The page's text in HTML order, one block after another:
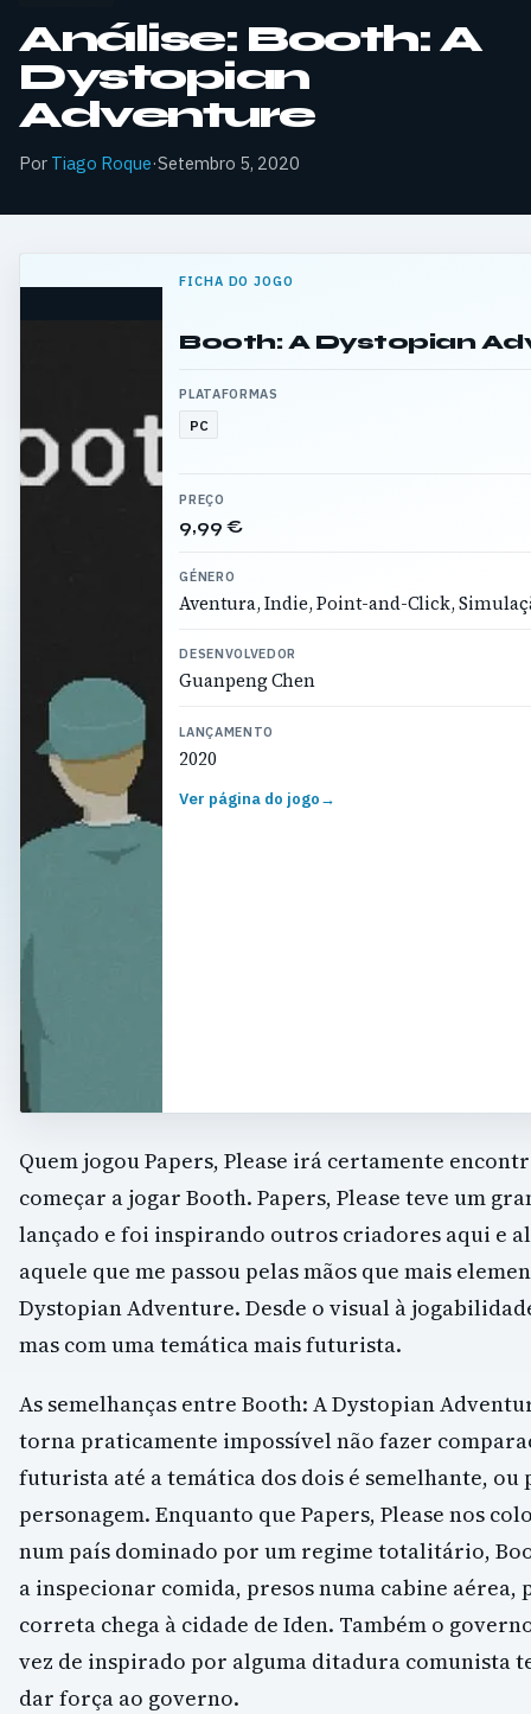
Análise: Booth: A
Dystopian
Adventure
Por Tiago Roque·Setembro 5, 2020
FICHA DO JOGO
Booth: A Dystopian
PLATAFORMAS
PC
PREÇO
9,99 €
GÉNERO
Aventura, Indie, Point-and-Click,
DESENVOLVEDOR
Guanpeng Chen
LANÇAMENTO
2020
Ver página do jogo→
Quem jogou Papers, Please irá certamente
começar a jogar Booth. Papers, Please teve um
lançado e foi inspirando outros criadores aqui e
aquele que me passou pelas mãos que mais
Dystopian Adventure. Desde o visual à
mas com uma temática mais futurista.
As semelhanças entre Booth: A Dystopian
torna praticamente impossível não fazer
futurista até a temática dos dois é semelhante, ou
personagem. Enquanto que Papers, Please nos
num país dominado por um regime totalitário,
a inspecionar comida, presos numa cabine aérea,
correta chega à cidade de Iden. Também o
vez de inspirado por alguma ditadura comunista
dar força ao governo.